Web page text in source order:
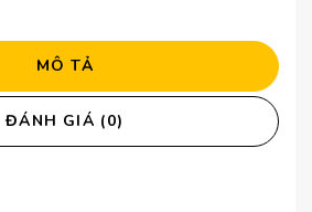
MÔ TẢ
ĐÁNH GIÁ (0)